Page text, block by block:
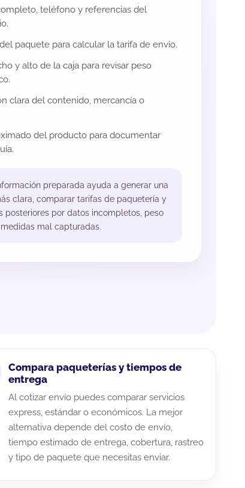
teléfono y referencias del
paquete para calcular la tarifa de envío.
y alto de la caja para revisar peso
clara del contenido, mercancía o
del producto para documentar
preparada ayuda a generar una
clara, comparar tarifas de paquetería y
posteriores por datos incompletos, peso
mal capturadas.
Compara paqueterías y tiempos de
entrega
Al cotizar envío puedes comparar servicios
express, estándar o económicos. La mejor
alternativa depende del costo de envío,
tiempo estimado de entrega, cobertura, rastreo
y tipo de paquete que necesitas enviar.